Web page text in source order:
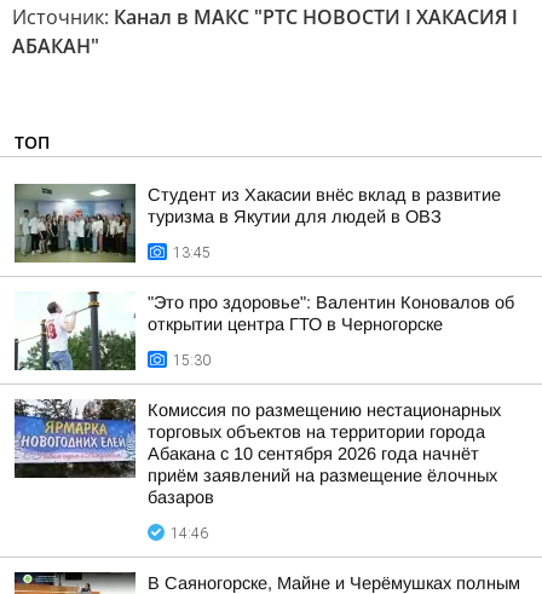
Источник: Канал в МАКС "РТС НОВОСТИ I ХАКАСИЯ I
АБАКАН"
ТОП
Студент из Хакасии внёс вклад в развитие
туризма в Якутии для людей в ОВЗ
13:45
"Это про здоровье": Валентин Коновалов об
открытии центра ГТО в Черногорске
15:30
Комиссия по размещению нестационарных
торговых объектов на территории города
Абакана с 10 сентября 2026 года начнёт
приём заявлений на размещение ёлочных
базаров
14:46
В Саяногорске, Майне и Черёмушках полным